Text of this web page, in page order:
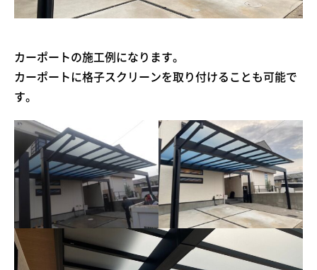
カーポートの施工例になります。
カーポートに格子スクリーンを取り付けることも可能で
す。